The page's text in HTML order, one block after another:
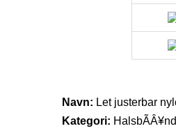
Navn: Let justerbar
Kategori: HalsbÃÂ¥nd